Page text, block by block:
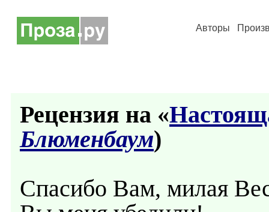
Авторы
Рецензия на «
Блюменбаум)
Спасибо Вам, милая